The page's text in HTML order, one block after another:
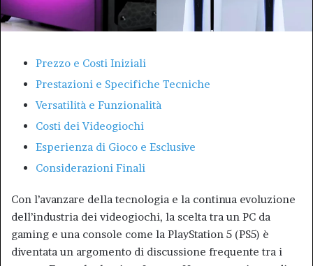
Prezzo e Costi Iniziali
Prestazioni e Specifiche Tecniche
Versatilità e Funzionalità
Costi dei Videogiochi
Esperienza di Gioco e Esclusive
Considerazioni Finali
Con l’avanzare della tecnologia e la continua evoluzione
dell’industria dei videogiochi, la scelta tra un PC da
gaming e una console come la PlayStation 5 (PS5) è
diventata un argomento di discussione frequente tra i